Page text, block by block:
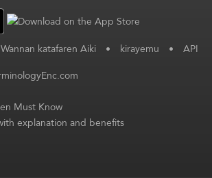
katafaren Aiki • kirayemu • API
Must Know
explanation and benefits